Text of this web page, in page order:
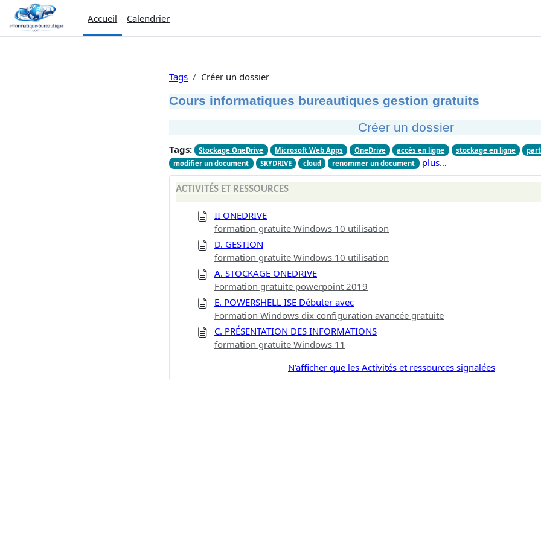
Passer au contenu principal
Accueil
Calendrier
Tags Créer un dossier
Cours informatiques bureautiques gestion gratuits
Créer un dossier
Tags: Stockage OneDrive Microsoft Web Apps OneDrive accès en ligne stockage en ligne
modifier un document
SKYDRIVE cloud renommer un document plus…
ACTIVITÉS ET RESSOURCES
II ONEDRIVE
formation gratuite Windows 10 utilisation
D. GESTION
formation gratuite Windows 10 utilisation
A. STOCKAGE ONEDRIVE
Formation gratuite powerpoint 2019
E. POWERSHELL ISE Débuter avec
Formation Windows dix configuration avancée gratuite
C. PRÉSENTATION DES INFORMATIONS
formation gratuite Windows 11
N’afficher que les Activités et ressources signalées